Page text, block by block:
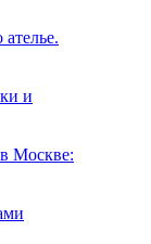
и
Москве: